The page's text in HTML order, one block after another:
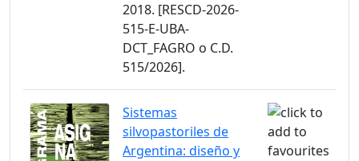
2018. [RESCD-2026-
515-E-UBA-
DCT_FAGRO o C.D.
515/2026].
Sistemas
silvopastoriles de
Argentina: diseño y